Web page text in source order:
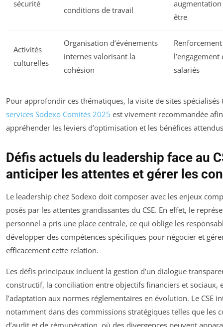
sécurité
conditions de travail
être
Activités
culturelles
Organisation d’événements
internes valorisant la
cohésion
l’engagement
salariés
Pour approfondir ces thématiques, la visite de sites
services Sodexo Comités 2025 est vivement recommandée
appréhender les leviers d’optimisation et les bénéfices
Défis actuels du leadership face au
anticiper les attentes et gérer les
Le leadership chez Sodexo doit composer avec les enjeux
posés par les attentes grandissantes du CSE. En effet, le
personnel a pris une place centrale, ce qui oblige les
développer des compétences spécifiques pour négocier et
efficacement cette relation.
Les défis principaux incluent la gestion d’un dialogue
constructif, la conciliation entre objectifs financiers et sociaux,
l’adaptation aux normes réglementaires en évolution. Le CSE
notamment dans des commissions stratégiques telles que les